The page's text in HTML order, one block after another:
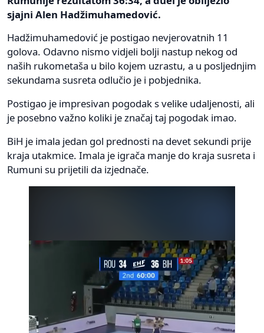
sjajni Alen Hadžimuhamedović.
Hadžimuhamedović je postigao nevjerovatnih 11
golova. Odavno nismo vidjeli bolji nastup nekog od
naših rukometaša u bilo kojem uzrastu, a u posljednjim
sekundama susreta odlučio je i pobjednika.
Postigao je impresivan pogodak s velike udaljenosti, ali
je posebno važno koliki je značaj taj pogodak imao.
BiH je imala jedan gol prednosti na devet sekundi prije
kraja utakmice. Imala je igrača manje do kraja susreta i
Rumuni su prijetili da izjednače.